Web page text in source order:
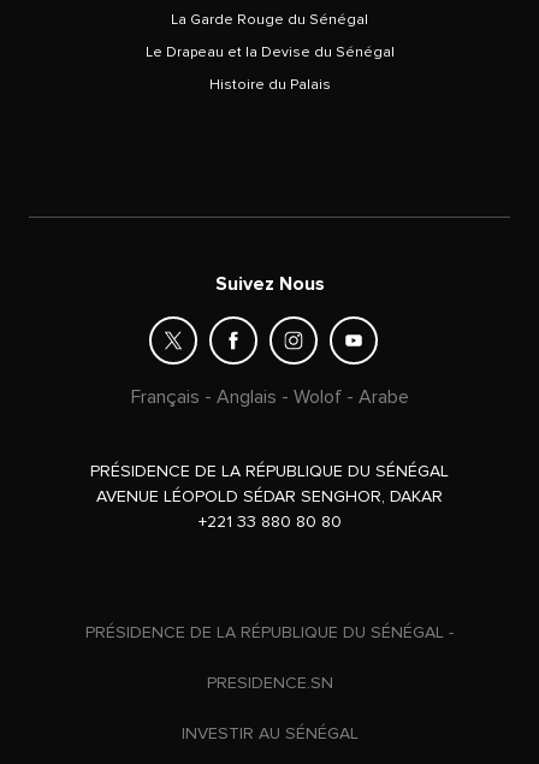
La Garde Rouge du Sénégal
Le Drapeau et la Devise du Sénégal
Histoire du Palais
Suivez Nous
Français - Anglais - Wolof- Arabe
PRÉSIDENCE DE LA RÉPUBLIQUE DU SÉNÉGAL
AVENUE LÉOPOLD SÉDAR SENGHOR, DAKAR
+221 33 880 80 80
PRÉSIDENCE DE LA RÉPUBLIQUE DU SÉNÉGAL -
PRESIDENCE.SN
INVESTIR AU SÉNÉGAL